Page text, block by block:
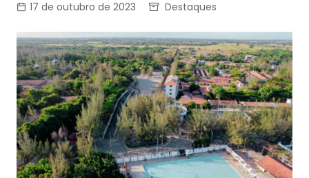
17 de outubro de 2023 Destaques